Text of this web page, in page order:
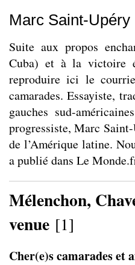
Marc Saint-Upéry
Suite aux propos
Cuba) et à la victoire
reproduire ici le
camarades. Essayiste,
gauches sud-
progressiste, Marc
de l’Amérique latine.
a publié dans Le
Mélenchon,
venue [1]
Cher(e)s camarades et